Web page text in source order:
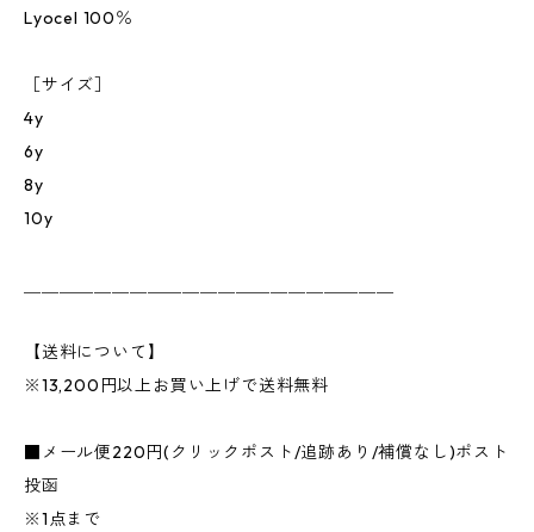
Lyocel 100％
［サイズ］
4y
6y
8y
10y
【送料について】
※13,200円以上お買い上げで送料無料
■メール便220円(クリックポスト/追跡あり/補償なし)ポスト
投函
※1点まで